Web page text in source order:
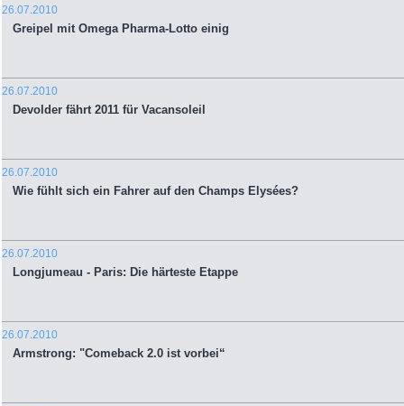
26.07.2010
Greipel mit Omega Pharma-Lotto einig
26.07.2010
Devolder fährt 2011 für Vacansoleil
26.07.2010
Wie fühlt sich ein Fahrer auf den Champs Elysées?
26.07.2010
Longjumeau - Paris: Die härteste Etappe
26.07.2010
Armstrong: "Comeback 2.0 ist vorbei“